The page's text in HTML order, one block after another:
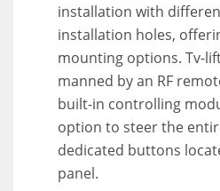
installation with
installation holes,
mounting options. Tv-
manned by an RF
built-in controlling
option to steer the
dedicated buttons
panel.